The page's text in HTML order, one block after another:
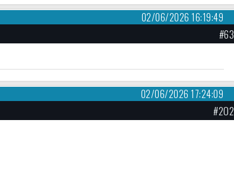
02/06/2026 16:19:49
#63
02/06/2026 17:24:09
#202